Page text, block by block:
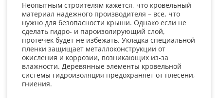
Неопытным строителям кажется, что кровельный
материал надежного производителя – все, что
нужно для безопасности крыши. Однако если не
сделать гидро- и пароизолирующий слой,
протечек будет не избежать. Укладка специальной
пленки защищает металлоконструкции от
окисления и коррозии, возникающих из-за
влажности. Деревянные элементы кровельной
системы гидроизоляция предохраняет от плесени,
гниения.